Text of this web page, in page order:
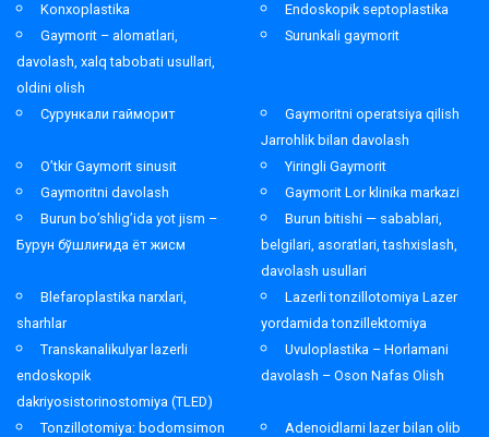
Konxoplastika
Endoskopik septoplastika
Gaymorit – alomatlari,
davolash, xalq tabobati usullari,
oldini olish
Surunkali gaymorit
Сурункали гайморит
Gaymoritni operatsiya qilish
Jarrohlik bilan davolash
O’tkir Gaymorit sinusit
Yiringli Gaymorit
Gaymoritni davolash
Gaymorit Lor klinika markazi
Burun bo’shlig’ida yot jism –
Бурун бўшлиғида ёт жисм
Burun bitishi — sabablari,
belgilari, asoratlari, tashxislash,
davolash usullari
Blefaroplastika narxlari,
sharhlar
Lazerli tonzillotomiya Lazer
yordamida tonzillektomiya
Transkanalikulyar lazerli
endoskopik
dakriyosistorinostomiya (TLED)
Uvuloplastika – Horlamani
davolash – Oson Nafas Olish
Tonzillotomiya: bodomsimon
Adenoidlarni lazer bilan olib